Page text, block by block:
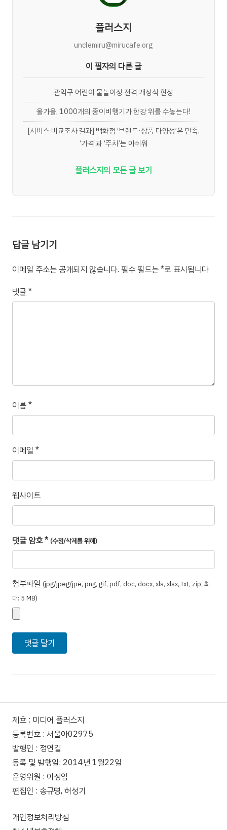
플러스지
unclemiru@mirucafe.org
이 필자의 다른 글
관악구 어린이 물놀이장 전격 개장식 현장
올가을, 1000개의 종이비행기가 한강 위를 수놓는다!
[서비스 비교조사 결과] 백화점 ‘브랜드·상품 다양성’은 만족,
‘가격’과 ‘주차’는 아쉬워
플러스지의 모든 글 보기
답글 남기기
이메일 주소는 공개되지 않습니다. 필수 필드는*로 표시됩니다
댓글*
이름*
이메일 *
웹사이트
댓글 암호* (수정/삭제를 위해)
첨부파일 (jpg/jpeg/jpe, png, gif, pdf, doc, docx, xls, xlsx, txt, zip, 최
대: 5 MB)
제호 : 미디어 플러스지
등록번호 : 서울아02975
발행인 : 정연길
등록 및 발행일: 2014년 1월22일
운영위원 : 이정임
편집인 : 송규명, 허성기
개인정보처리방침